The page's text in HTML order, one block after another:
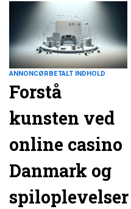
ANNONCØRBETALT INDHOLD
Forstå
kunsten ved
online casino
Danmark og
spiloplevelser